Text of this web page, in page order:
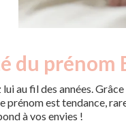
du prénom
au fil des années.
est tendance,
à vos envies !